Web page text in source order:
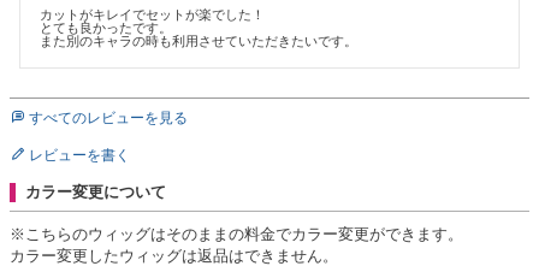
カットがキレイでセットが楽でした！
とても良かったです。
また別のキャラの時も利用させていただきたいです。
すべてのレビューを見る
レビューを書く
カラー変更について
※こちらのウィッグはそのままの料金でカラー変更ができます。
カラー変更したウィッグは返品はできません。